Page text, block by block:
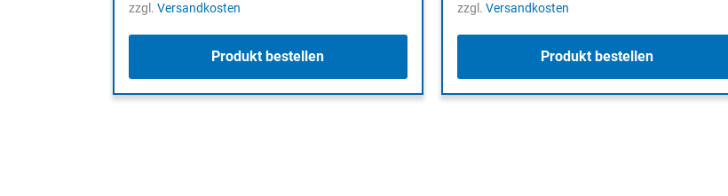
zzgl. Versandkosten
Produkt bestellen
zzgl. Versandkosten
Produkt bestellen